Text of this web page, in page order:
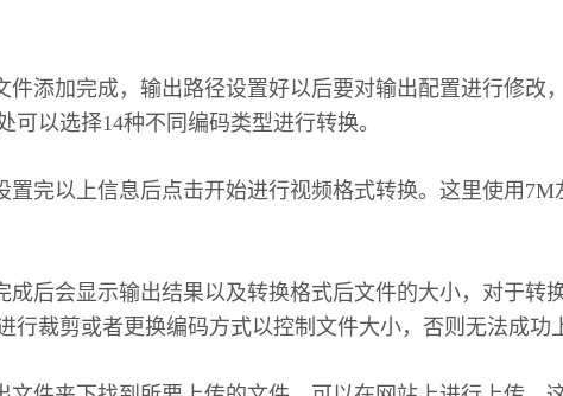
件添加完成，输出路径设置好以后要对输出配置进行修改
可以选择14种不同编码类型进行转换。
置完以上信息后点击开始进行视频格式转换。这里使用
成后会显示输出结果以及转换格式后文件的大小，对于转
行裁剪或者更换编码方式以控制文件大小，否则无法成功